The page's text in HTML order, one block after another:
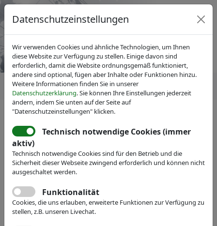
IVAM Fachverband für Mikrotechnik
Veranstaltungen
JePPIX Pilot Line
Webseite
Datenschutzeinstellungen
Wir verwenden Cookies und ähnliche Technologien, um Ihnen
diese Website zur Verfügung zu stellen. Einige davon sind
erforderlich, damit die Website ordnungsgemäß funktioniert,
andere sind optional, fügen aber Inhalte oder Funktionen hinzu.
Weitere Informationen finden Sie in unserer
Datenschutzerklärung. Sie können Ihre Einstellungen jederzeit
ändern, indem Sie unten auf der Seite auf
"Datenschutzeinstellungen" klicken.
Technisch notwendige Cookies (immer
aktiv)
Technisch notwendige Cookies sind für den Betrieb und die
Sicherheit dieser Webseite zwingend erforderlich und können nicht
ausgeschaltet werden.
Funktionalität
Cookies, die uns erlauben, erweiterte Funktionen zur Verfügung zu
stellen, z.B. unseren Livechat.